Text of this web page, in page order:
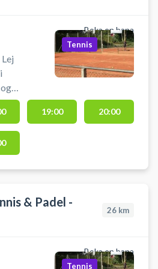
Boka en bana
Book en
i
i
ved
der
Tennis
19:00 20:00
& Padel -
26 km
Boka en bana
Tennis